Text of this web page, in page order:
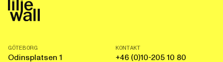
GÖTEBORG
Odinsplatsen 1
KONTAKT
+46 (0)10-205 10 80